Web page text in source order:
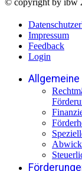
Impressum
Feedback
Login